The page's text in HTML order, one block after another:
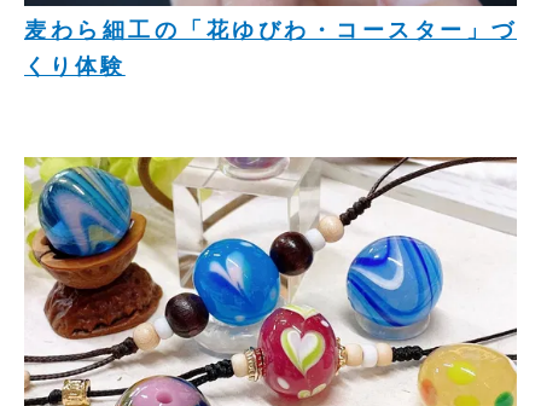
麦わら細工の「花ゆびわ・コースター」づ
くり体験